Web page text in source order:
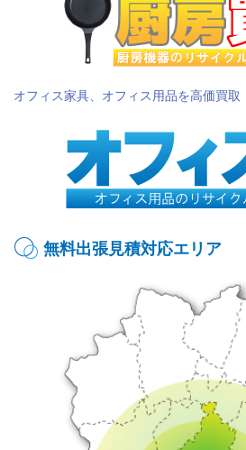
オフィス家具、オフィス用品を高価買取
無料出張見積対応エリア